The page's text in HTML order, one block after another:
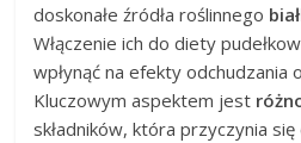
doskonałe źródła roślinnego
Włączenie ich do diety
wpłynąć na efekty odchudzania
Kluczowym aspektem jest
składników, która przyczynia